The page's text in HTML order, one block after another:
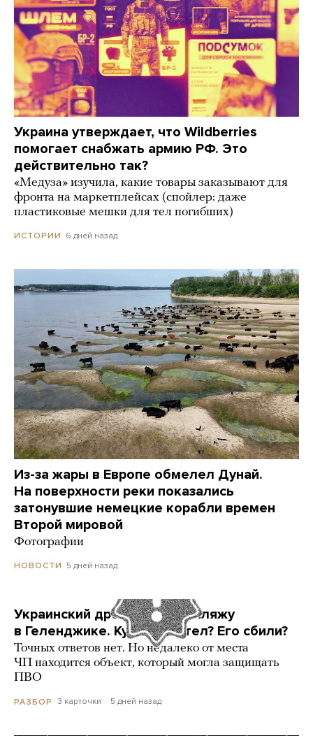
Украина утверждает, что Wildberries
помогает снабжать армию РФ. Это
действительно так?
«Медуза» изучила, какие товары заказывают для
фронта на маркетплейсах (спойлер: даже
пластиковые мешки для тел погибших)
ИСТОРИИ 6 дней назад
Из-за жары в Европе обмелел Дунай.
На поверхности реки показались
затонувшие немецкие корабли времен
Второй мировой
Фотографии
НОВОСТИ 5 дней назад
Украинский дрон попал по пляжу
в Геленджике. Куда он летел? Его сбили?
Точных ответов нет. Но недалеко от места
ЧП находится объект, который могла защищать
ПВО
РАЗБОР 3 карточки 5 дней назад